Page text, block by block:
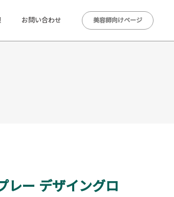
お問い合わせ 美容師向けページ
レー デザイングロ